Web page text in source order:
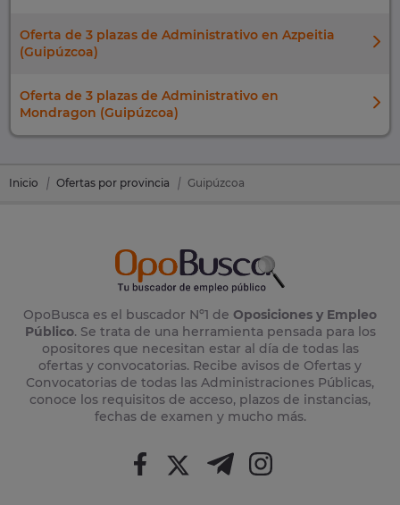
Oferta de 3 plazas de Administrativo en Azpeitia
(Guipúzcoa)
Oferta de 3 plazas de Administrativo en
Mondragon (Guipúzcoa)
Inicio Ofertas por provincia Guipúzcoa
OpoBusca es el buscador Nº1 de Oposiciones y Empleo
Público. Se trata de una herramienta pensada para los
opositores que necesitan estar al día de todas las
ofertas y convocatorias. Recibe avisos de Ofertas y
Convocatorias de todas las Administraciones Públicas,
conoce los requisitos de acceso, plazos de instancias,
fechas de examen y mucho más.